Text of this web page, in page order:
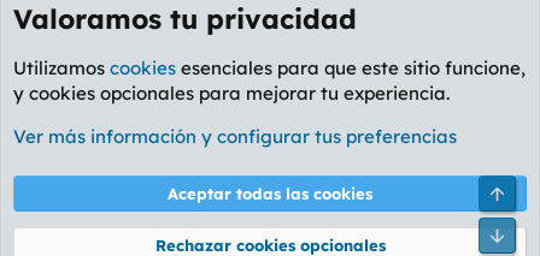
Foro General
Cookies
PL OLDSTYLE AMARILLO
Términos y reglas Política de privacidad Ayuda
Valoramos tu privacidad
Utilizamos cookies esenciales para que este sitio funcione,
y cookies opcionales para mejorar tu experiencia.
Ver más información y configurar tus preferencias
Aceptar todas las cookies
Rechazar cookies opcionales
Pie